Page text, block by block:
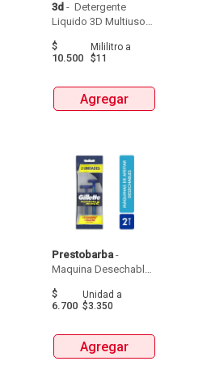
3d - Detergente
Liquido 3D Multiusos
$
10.500
Mililitroa
$11
Agregar
Prestobarba -
Maquina Desechable
$
6.700
Unidad a
$3.350
Agregar